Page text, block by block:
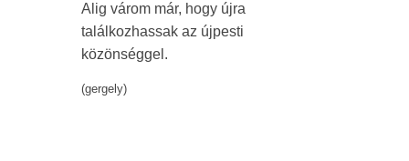
Alig várom már, hogy újra
találkozhassak az újpesti
közönséggel.
(gergely)